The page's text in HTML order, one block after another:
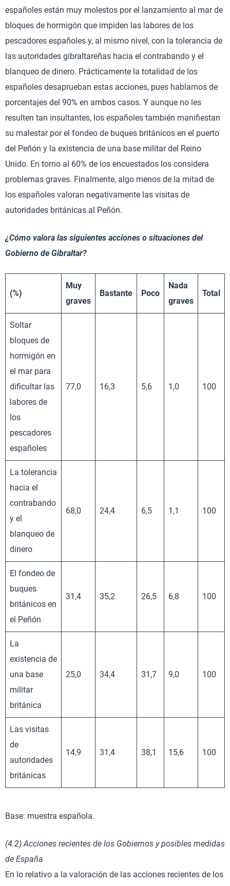
españoles están muy molestos por el lanzamiento al mar de
bloques de hormigón que impiden las labores de los
pescadores españoles y, al mismo nivel, con la tolerancia de
las autoridades gibraltareñas hacia el contrabando y el
blanqueo de dinero. Prácticamente la totalidad de los
españoles desaprueban estas acciones, pues hablamos de
porcentajes del 90% en ambos casos. Y aunque no les
resulten tan insultantes, los españoles también manifiestan
su malestar por el fondeo de buques británicos en el puerto
del Peñón y la existencia de una base militar del Reino
Unido. En torno al 60% de los encuestados los considera
problemas graves. Finalmente, algo menos de la mitad de
los españoles valoran negativamente las visitas de
autoridades británicas al Peñón.
¿Cómo valora las siguientes acciones o situaciones del
Gobierno de Gibraltar?
(%)
Muy
graves
Bastante Poco
Nada
graves
Total
Soltar
bloques de
hormigón en
el mar para
dificultar las
labores de
los
pescadores
españoles
77,0 16,3 5,6 1,0 100
La tolerancia
hacia el
contrabando
y el
blanqueo de
dinero
68,0 24,4 6,5 1,1 100
El fondeo de
buques
británicos en
el Peñón
31,4 35,2 26,5 6,8 100
La
existencia de
una base
militar
británica
25,0 34,4 31,7 9,0 100
Las visitas
de
autoridades
británicas
14,9 31,4 38,1 15,6 100
Base: muestra española.
(4.2) Acciones recientes de los Gobiernos y posibles medidas
de España
En lo relativo a la valoración de las acciones recientes de los